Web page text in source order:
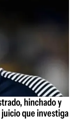
hinchado y
que investiga